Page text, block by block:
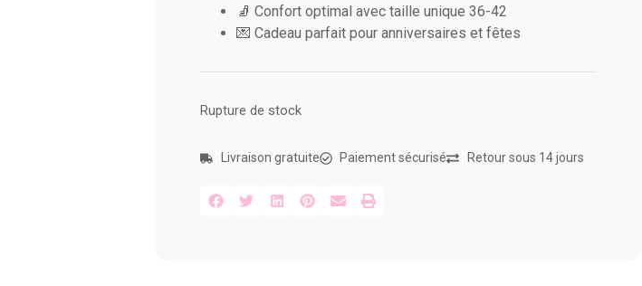
🧦 Confort optimal avec taille unique 36-42
💌 Cadeau parfait pour anniversaires et fêtes
Rupture de stock
Livraison gratuite Paiement sécurisé Retour sous 14 jours